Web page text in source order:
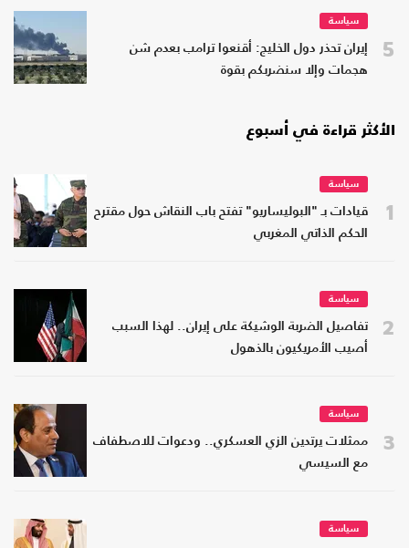
5
سياسة
إيران تحذر دول الخليج: أقنعوا ترامب بعدم شن
هجمات وإلا سنضربكم بقوة
الأكثر قراءة في أسبوع
1
سياسة
قيادات بـ "البوليساريو" تفتح باب النقاش حول مقترح
الحكم الذاتي المغربي
2
سياسة
تفاصيل الضربة الوشيكة على إيران.. لهذا السبب
أصيب الأمريكيون بالذهول
3
سياسة
ممثلات يرتدين الزي العسكري.. ودعوات للاصطفاف
مع السيسي
سياسة